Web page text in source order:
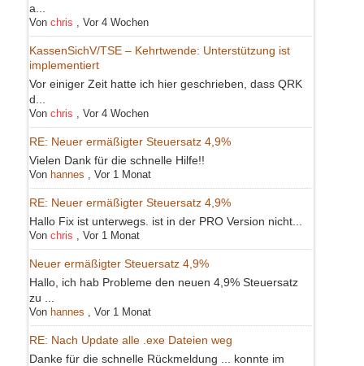
a...
Von chris Vor 4 Wochen
KassenSichV/TSE – Kehrtwende: Unterstützung ist
implementiert
Vor einiger Zeit hatte ich hier geschrieben, dass QRK
d...
Von chris Vor 4 Wochen
RE: Neuer ermäßigter Steuersatz 4,9%
Vielen Dank für die schnelle Hilfe!!
Von hannes Vor 1 Monat
RE: Neuer ermäßigter Steuersatz 4,9%
Hallo Fix ist unterwegs. ist in der PRO Version nicht...
Von chris Vor 1 Monat
Neuer ermäßigter Steuersatz 4,9%
Hallo, ich hab Probleme den neuen 4,9% Steuersatz
zu ...
Von hannes Vor 1 Monat
RE: Nach Update alle .exe Dateien weg
Danke für die schnelle Rückmeldung ... konnte im